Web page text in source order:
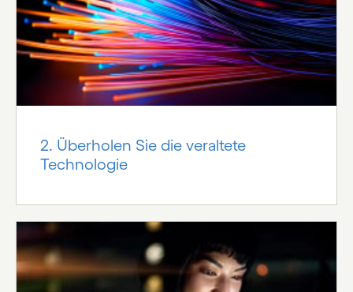
2. Überholen Sie die veraltete
Technologie